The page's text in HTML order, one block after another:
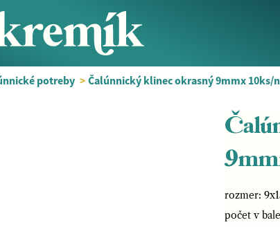
potreby > Čalúnnický klinec okrasný 9mmx 10ks/
rozmer:
počet v